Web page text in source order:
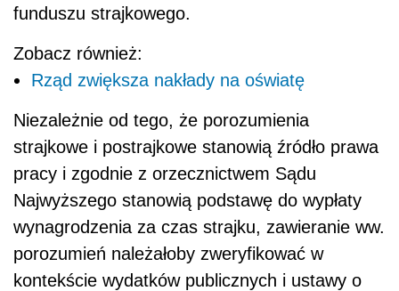
funduszu strajkowego.
Zobacz również:
Rząd zwiększa nakłady na oświatę
Niezależnie od tego, że porozumienia
strajkowe i postrajkowe stanowią źródło prawa
pracy i zgodnie z orzecznictwem Sądu
Najwyższego stanowią podstawę do wypłaty
wynagrodzenia za czas strajku, zawieranie ww.
porozumień należałoby zweryfikować w
kontekście wydatków publicznych i ustawy o